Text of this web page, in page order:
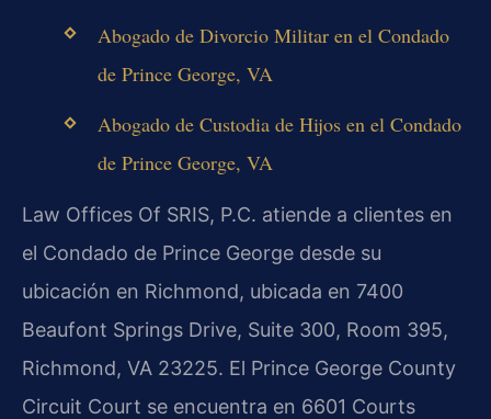
Abogado de Divorcio Militar en el Condado
de Prince George, VA
Abogado de Custodia de Hijos en el Condado
de Prince George, VA
Law Offices Of SRIS, P.C. atiende a clientes en
el Condado de Prince George desde su
ubicación en Richmond, ubicada en 7400
Beaufont Springs Drive, Suite 300, Room 395,
Richmond, VA 23225. El Prince George County
Circuit Court se encuentra en 6601 Courts